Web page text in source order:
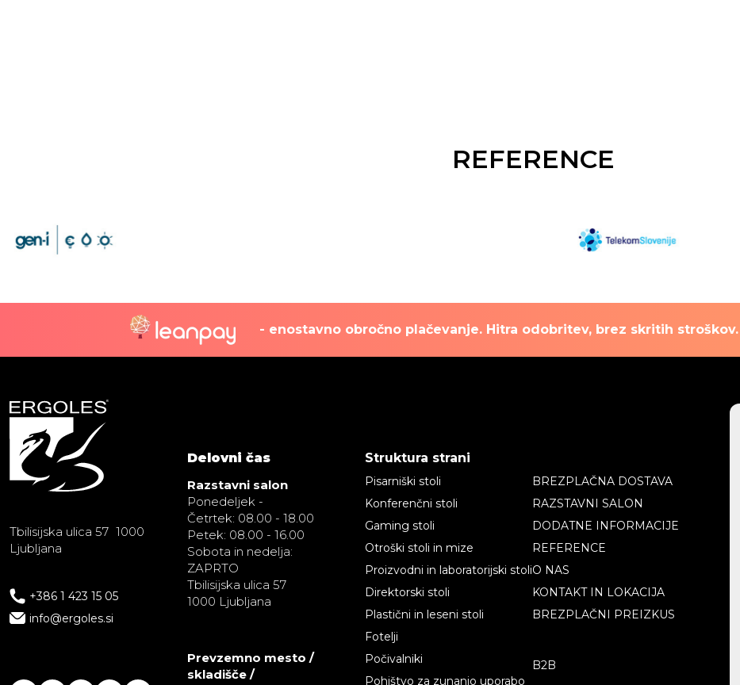
REFERENCE
- enostavno obročno plačevanje. Hitra odobritev, brez skritih stroškov.
Tbilisijska ulica 57 1000
Ljubljana
+386 1 423 15 05
info@ergoles.si
Delovni čas
Razstavni salon
Ponedeljek -
Četrtek: 08.00 - 18.00
Petek: 08.00 - 16.00
Sobota in nedelja:
ZAPRTO
Tbilisijska ulica 57
1000 Ljubljana
Prevzemno mesto /
skladišče /
Struktura strani
Pisarniški stoli
Konferenčni stoli
Gaming stoli
Otroški stoli in mize
Proizvodni in laboratorijski stoli
Direktorski stoli
Plastični in leseni stoli
Fotelji
Počivalniki
Pohištvo za zunanjo uporabo
BREZPLAČNA DOSTAVA
RAZSTAVNI SALON
DODATNE INFORMACIJE
REFERENCE
O NAS
KONTAKT IN LOKACIJA
BREZPLAČNI PREIZKUS
B2B